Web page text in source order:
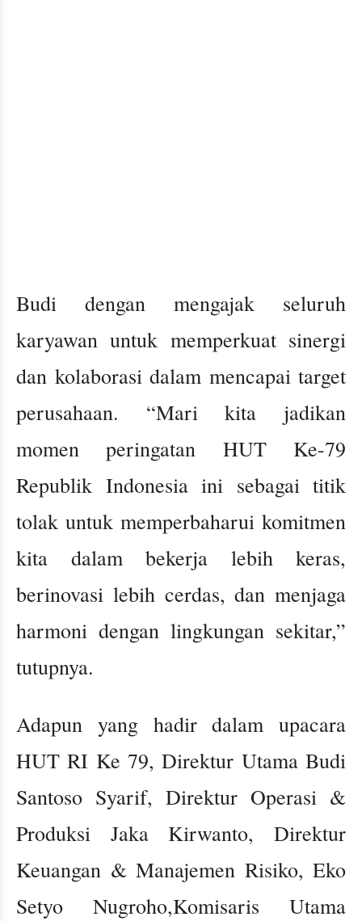
Budi dengan mengajak seluruh
karyawan untuk memperkuat sinergi
dan kolaborasi dalam mencapai target
perusahaan. “Mari kita jadikan
momen peringatan HUT Ke-79
Republik Indonesia ini sebagai titik
tolak untuk memperbaharui komitmen
kita dalam bekerja lebih keras,
berinovasi lebih cerdas, dan menjaga
harmoni dengan lingkungan sekitar,”
tutupnya.
Adapun yang hadir dalam upacara
HUT RI Ke 79, Direktur Utama Budi
Santoso Syarif, Direktur Operasi &
Produksi Jaka Kirwanto, Direktur
Keuangan & Manajemen Risiko, Eko
Setyo Nugroho,Komisaris Utama